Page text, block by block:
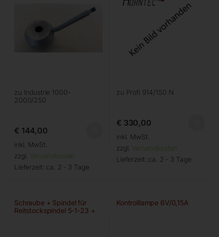
zu Industrie 1000-
2000/250
€ 144,00
inkl. MwSt.
zzgl. Versandkosten
Lieferzeit: ca. 2 - 3 Tage
zu Profi 914/150 N
€ 330,00
inkl. MwSt.
zzgl. Versandkosten
Lieferzeit: ca. 2 - 3 Tage
Schraube + Spindel für
Reitstockspindel 5-1-23 +
Kontrolllampe 6V/0,15A